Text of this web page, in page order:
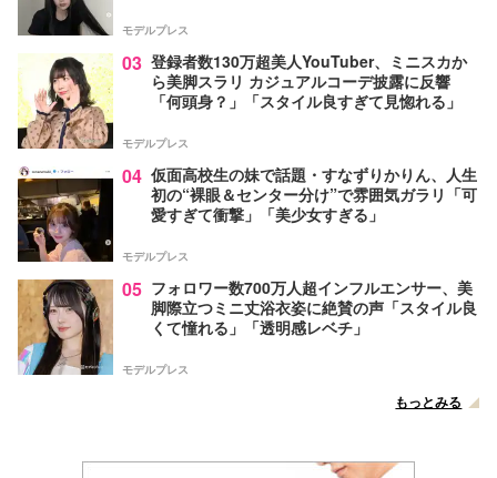
モデルプレス
03 登録者数130万超美人YouTuber、ミニスカか
ら美脚スラリ カジュアルコーデ披露に反響
「何頭身？」「スタイル良すぎて見惚れる」
モデルプレス
04 仮面高校生の妹で話題・すなずりかりん、人生
初の“裸眼＆センター分け”で雰囲気ガラリ「可
愛すぎて衝撃」「美少女すぎる」
モデルプレス
05 フォロワー数700万人超インフルエンサー、美
脚際立つミニ丈浴衣姿に絶賛の声「スタイル良
くて憧れる」「透明感レベチ」
モデルプレス
もっとみる